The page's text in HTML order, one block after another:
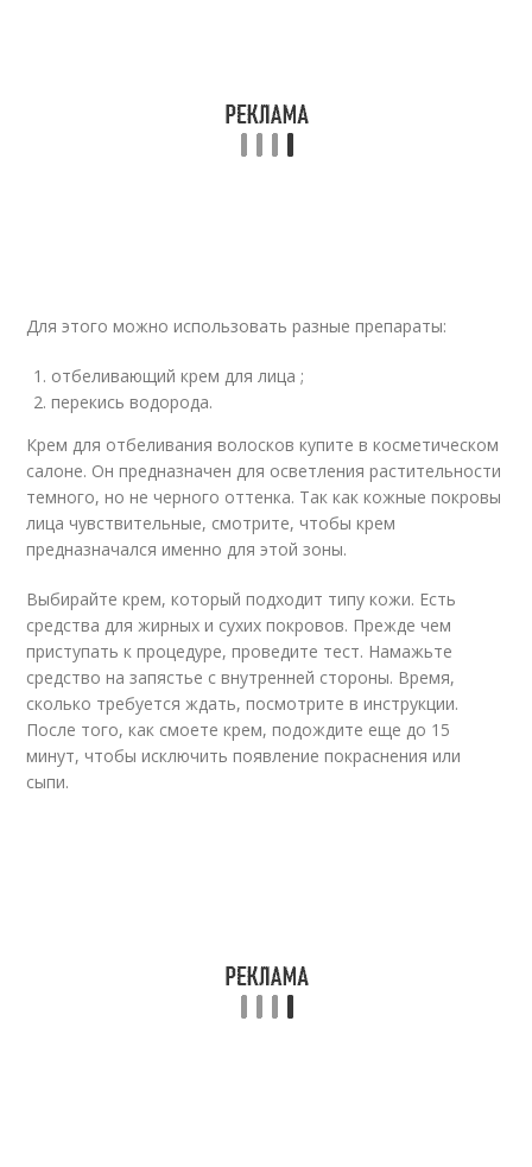
Для этого можно использовать разные препараты:
отбеливающий крем для лица ;
перекись водорода.
Крем для отбеливания волосков купите в косметическом
салоне. Он предназначен для осветления растительности
темного, но не черного оттенка. Так как кожные покровы
лица чувствительные, смотрите, чтобы крем
предназначался именно для этой зоны.
Выбирайте крем, который подходит типу кожи. Есть
средства для жирных и сухих покровов. Прежде чем
приступать к процедуре, проведите тест. Намажьте
средство на запястье с внутренней стороны. Время,
сколько требуется ждать, посмотрите в инструкции.
После того, как смоете крем, подождите еще до 15
минут, чтобы исключить появление покраснения или
сыпи.